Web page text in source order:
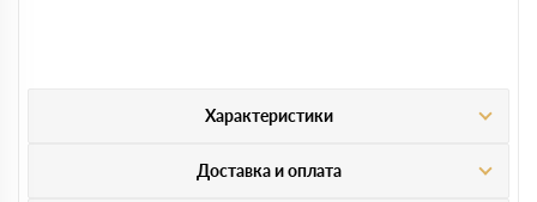
Характеристики
Доставка и оплата